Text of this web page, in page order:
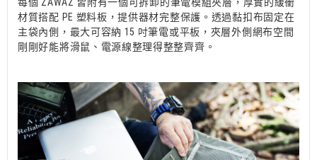
材質搭配 PE 塑料板，提供器材完整保護。透過黏扣布固定在
主袋內側，最大可容納 15 吋筆電或平板，夾層外側網布空間
剛剛好能將滑鼠、電源線整理得整整齊齊。